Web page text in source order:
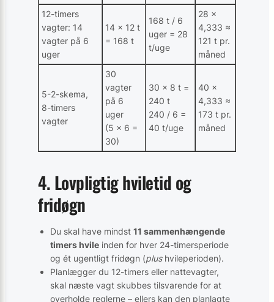
12-timers
vagter: 14
vagter på 6
uger
14 × 12 t
= 168 t
168 t / 6
uger = 28
t/uge
28 ×
4,333 ≈
121 t pr.
måned
5-2-skema,
8-timers
vagter
30
vagter
på 6
uger
(5 × 6 =
30)
30 × 8 t =
240 t
240 / 6 =
40 t/uge
40 ×
4,333 ≈
173 t pr.
måned
4. Lovpligtig hviletid og
fridøgn
Du skal have mindst 11 sammenhængende
timers hvile inden for hver 24-timersperiode
og ét ugentligt fridøgn (plushvileperioden).
Planlægger du 12-timers eller nattevagter,
skal næste vagt skubbes tilsvarende for at
overholde reglerne – ellers kan den planlagte